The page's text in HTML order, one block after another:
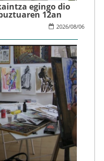
egingo dio
12an
2026/08/06